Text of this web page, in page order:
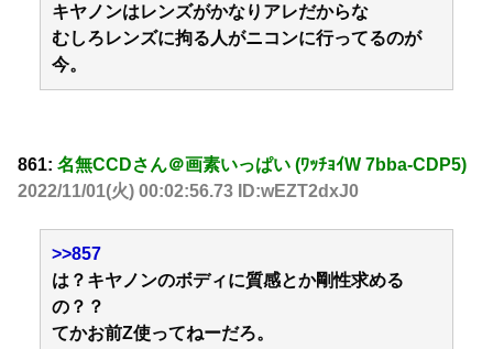
キヤノンはレンズがかなりアレだからな
むしろレンズに拘る人がニコンに行ってるのが
今。
861: 名無CCDさん＠画素いっぱい (ﾜｯﾁｮｲW 7bba-CDP5)
2022/11/01(火) 00:02:56.73 ID:wEZT2dxJ0
>>857
は？キヤノンのボディに質感とか剛性求める
の？？
てかお前Z使ってねーだろ。